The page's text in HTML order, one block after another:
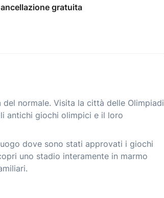
gratuita
normale. Visita la città delle Olimpiadi
antichi giochi olimpici e il loro
dove sono stati approvati i giochi
uno stadio interamente in marmo